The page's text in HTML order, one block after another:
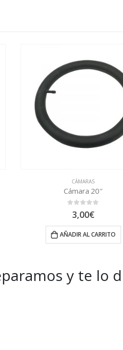
SPEEDWAY/ROCKWAY/
Rueda delantera
29,40€
AÑADIR AL CARRITO
y te lo